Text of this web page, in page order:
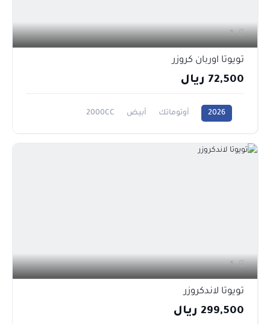
1
تويوتا اوربان كروزر
72,500 ريال
2026 أوتوماتك أبيض 2000CC
1
تويوتا لاندكروزر
299,500 ريال